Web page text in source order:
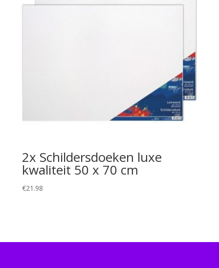
2x Schildersdoeken luxe
kwaliteit 50 x 70 cm
€21.98